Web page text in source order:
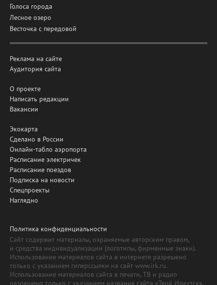
Голоса города
Лесное озеро
Весточка с передовой
Реклама на сайте
Аудитория сайта
О проекте
Написать редакции
Вакансии
Экокарта
Сделано в России
Онлайн-табло аэропорта
Расписание электричек
Расписание поездов
Подписка на новости
Спецпроекты
Наглядно
Политика конфиденциальности
Сайт содержит материалы, охраняемые авторским правом,
и средства индивидуализации (логотипы, фирменные знаки).
Использование материалов сайта в интернете разрешено
только с указанием гиперссылки на сайт www.irk.ru.
Использование материалов сайта в печати, ТВ и радио
разрешено только с указанием названия сайта «Твой Иркутск».